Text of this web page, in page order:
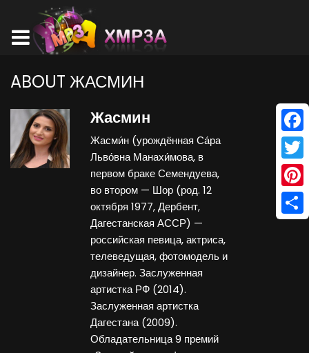
ABOUT ЖАСМИН
Жасмин
Жасми́н (урождённая Са́ра
Льво́вна Манахи́мова, в
первом браке Семендуева,
во втором — Шор (род. 12
октября 1977, Дербент,
Дагестанская АССР) —
российская певица, актриса,
телеведущая, фотомодель и
дизайнер. Заслуженная
артистка РФ (2014).
Заслуженная артистка
Дагестана (2009).
Обладательница 9 премий